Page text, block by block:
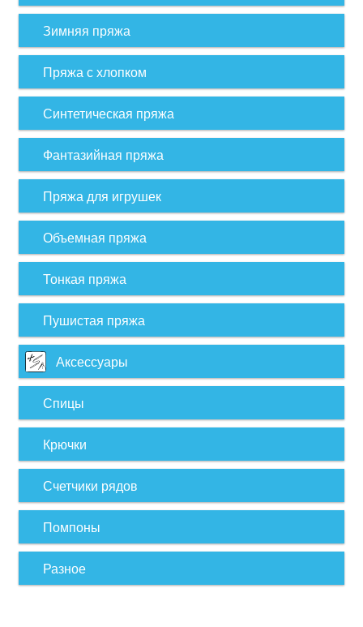
Зимняя пряжа
Пряжа с хлопком
Синтетическая пряжа
Фантазийная пряжа
Пряжа для игрушек
Объемная пряжа
Тонкая пряжа
Пушистая пряжа
Аксессуары
Спицы
Крючки
Счетчики рядов
Помпоны
Разное